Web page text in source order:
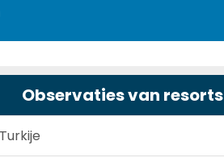
Observaties van resorts
Turkije